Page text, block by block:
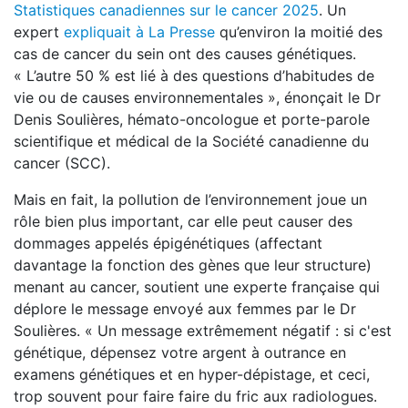
Statistiques canadiennes sur le cancer 2025. Un
expert expliquait à La Presse qu’environ la moitié des
cas de cancer du sein ont des causes génétiques.
« L’autre 50 % est lié à des questions d’habitudes de
vie ou de causes environnementales », énonçait le Dr
Denis Soulières, hémato-oncologue et porte-parole
scientifique et médical de la Société canadienne du
cancer (SCC).
Mais en fait, la pollution de l’environnement joue un
rôle bien plus important, car elle peut causer des
dommages appelés épigénétiques (affectant
davantage la fonction des gènes que leur structure)
menant au cancer, soutient une experte française qui
déplore le message envoyé aux femmes par le Dr
Soulières. « Un message extrêmement négatif : si c'est
génétique, dépensez votre argent à outrance en
examens génétiques et en hyper-dépistage, et ceci,
trop souvent pour faire faire du fric aux radiologues.